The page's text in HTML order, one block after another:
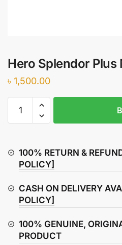
Hero Splendor Plus
৳ 1,500.00
Splendor
Stand
quantity
100% RETURN &
POLICY]
CASH ON DELIVERY
POLICY]
100% GENUINE,
PRODUCT